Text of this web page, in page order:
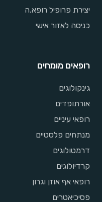
יצירת פרופיל רופא.ה
כניסה לאזור אישי
רופאים מומחים
גינקולוגים
אורתופדים
רופאי עיניים
מנתחים פלסטיים
דרמטולוגים
קרדיולוגים
רופאי אף אוזן וגרון
פסיכיאטרים